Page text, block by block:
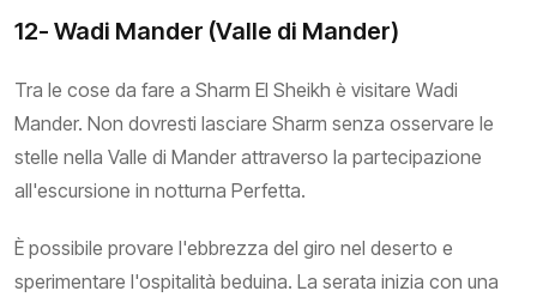
12- Wadi Mander (Valle di Mander)
Tra le cose da fare a Sharm El Sheikh è visitare Wadi
Mander. Non dovresti lasciare Sharm senza osservare le
stelle nella Valle di Mander attraverso la partecipazione
all'escursione in notturna Perfetta.
È possibile provare l'ebbrezza del giro nel deserto e
sperimentare l'ospitalità beduina. La serata inizia con una